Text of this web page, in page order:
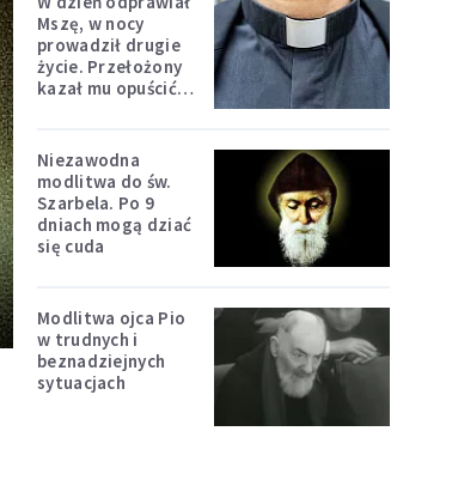
Mszę, w nocy
prowadził drugie
życie. Przełożony
kazał mu opuścić
Niezawodna
modlitwa do św.
Szarbela. Po 9
dniach mogą dziać
się cuda
Modlitwa ojca Pio
w trudnych i
beznadziejnych
sytuacjach